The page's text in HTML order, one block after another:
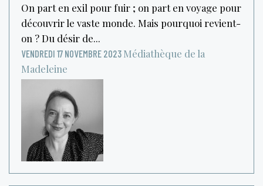
On part en exil pour fuir ; on part en voyage pour
découvrir le vaste monde. Mais pourquoi revient-
on ? Du désir de...
VENDREDI 17 NOVEMBRE 2023 Médiathèque de la
Madeleine